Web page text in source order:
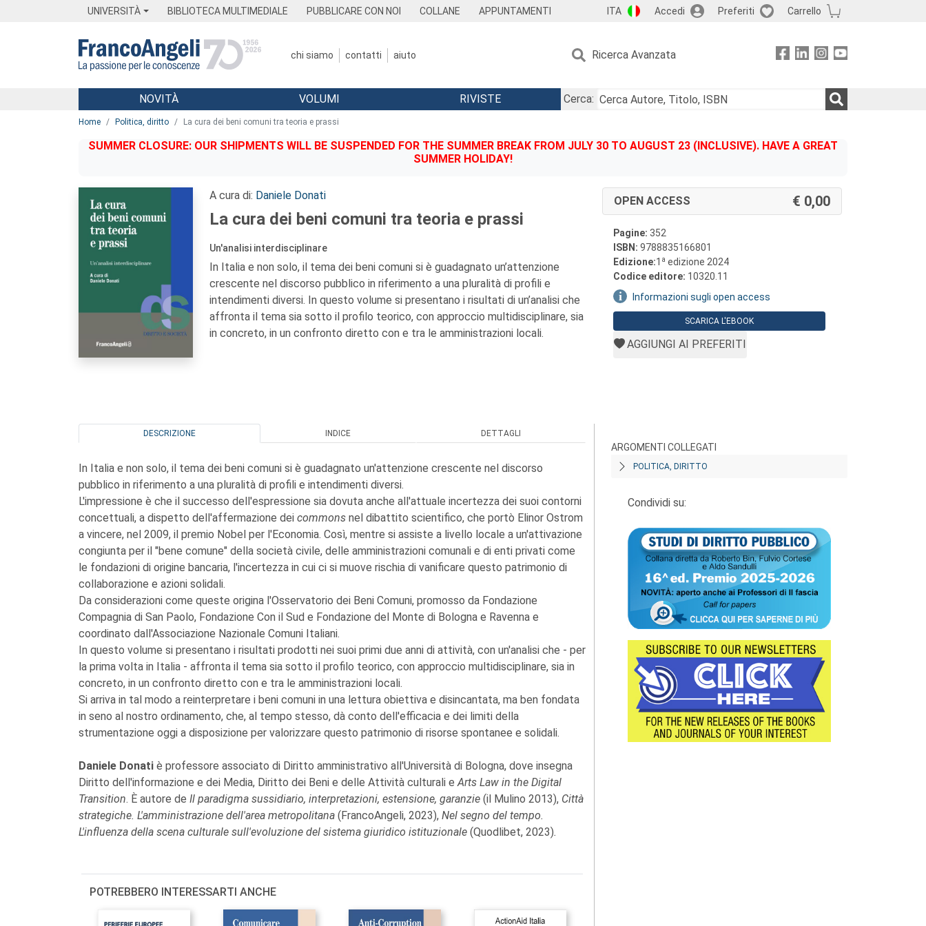
UNIVERSITÀ BIBLIOTECA MULTIMEDIALE PUBBLICARE CON NOI COLLANE APPUNTAMENTI ITA Accedi Preferiti Carrello
chi siamo contatti aiuto Ricerca Avanzata
Menu
NOVITÀ VOLUMI RIVISTE
Cerca:
Home Politica, diritto La cura dei beni comuni tra teoria e prassi
SUMMER CLOSURE: OUR SHIPMENTS WILL BE SUSPENDED FOR THE SUMMER BREAK FROM JULY 30 TO AUGUST 23 (INCLUSIVE). HAVE A GREAT
SUMMER HOLIDAY!
A cura di: Daniele Donati
La cura dei beni comuni tra teoria e prassi
Un'analisi interdisciplinare
In Italia e non solo, il tema dei beni comuni si è guadagnato un’attenzione
crescente nel discorso pubblico in riferimento a una pluralità di profili e
intendimenti diversi. In questo volume si presentano i risultati di un’analisi che
affronta il tema sia sotto il profilo teorico, con approccio multidisciplinare, sia
in concreto, in un confronto diretto con e tra le amministrazioni locali.
OPEN ACCESS 0,00
Pagine: 352
ISBN: 9788835166801
Edizione:1 a edizione 2024
Codice editore: 10320.11
Informazioni sugli open access
SCARICA L'EBOOK
AGGIUNGI AI PREFERITI
DESCRIZIONE INDICE DETTAGLI
In Italia e non solo, il tema dei beni comuni si è guadagnato un'attenzione crescente nel discorso
pubblico in riferimento a una pluralità di profili e intendimenti diversi.
L'impressione è che il successo dell'espressione sia dovuta anche all'attuale incertezza dei suoi contorni
concettuali, a dispetto dell'affermazione dei commons nel dibattito scientifico, che portò Elinor Ostrom
a vincere, nel 2009, il premio Nobel per l'Economia. Così, mentre si assiste a livello locale a un'attivazione
congiunta per il "bene comune" della società civile, delle amministrazioni comunali e di enti privati come
le fondazioni di origine bancaria, l'incertezza in cui ci si muove rischia di vanificare questo patrimonio di
collaborazione e azioni solidali.
Da considerazioni come queste origina l'Osservatorio dei Beni Comuni, promosso da Fondazione
Compagnia di San Paolo, Fondazione Con il Sud e Fondazione del Monte di Bologna e Ravenna e
coordinato dall'Associazione Nazionale Comuni Italiani.
In questo volume si presentano i risultati prodotti nei suoi primi due anni di attività, con un'analisi che - per
la prima volta in Italia - affronta il tema sia sotto il profilo teorico, con approccio multidisciplinare, sia in
concreto, in un confronto diretto con e tra le amministrazioni locali.
Si arriva in tal modo a reinterpretare i beni comuni in una lettura obiettiva e disincantata, ma ben fondata
in seno al nostro ordinamento, che, al tempo stesso, dà conto dell'efficacia e dei limiti della
strumentazione oggi a disposizione per valorizzare questo patrimonio di risorse spontanee e solidali.
Daniele Donati è professore associato di Diritto amministrativo all'Università di Bologna, dove insegna
Diritto dell'informazione e dei Media, Diritto dei Beni e delle Attività culturali e Arts Law in the Digital
Transition. È autore de Il paradigma sussidiario, interpretazioni, estensione, garanzie (il Mulino 2013), Città
strategiche. L'amministrazione dell'area metropolitana (FrancoAngeli, 2023), Nel segno del tempo.
L'influenza della scena culturale sull'evoluzione del sistema giuridico istituzionale (Quodlibet, 2023).
POTREBBERO INTERESSARTI ANCHE
ARGOMENTI COLLEGATI
POLITICA, DIRITTO
Condividi su: